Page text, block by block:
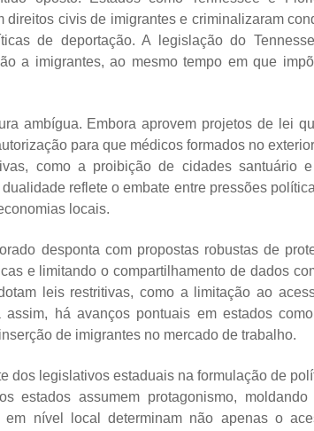
civis de imigrantes e criminalizaram
de deportação. A legislação do
a imigrantes, ao mesmo tempo em que
ambígua. Embora aprovem projetos de lei
para que médicos formados no
como a proibição de cidades santuário
reflete o embate entre pressões
locais.
desponta com propostas robustas de
e limitando o compartilhamento de dados
leis restritivas, como a limitação ao
assim, há avanços pontuais em estados
de imigrantes no mercado de trabalho.
dos legislativos estaduais na formulação de
estados assumem protagonismo,
em nível local determinam não apenas o